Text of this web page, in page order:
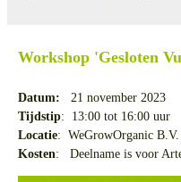
Workshop 'Gesloten
Datum: 21 november 2023
Tijdstip: 13:00 tot 16:00 uur
Locatie: WeGrowOrganic B.V.
Kosten: Deelname is voor